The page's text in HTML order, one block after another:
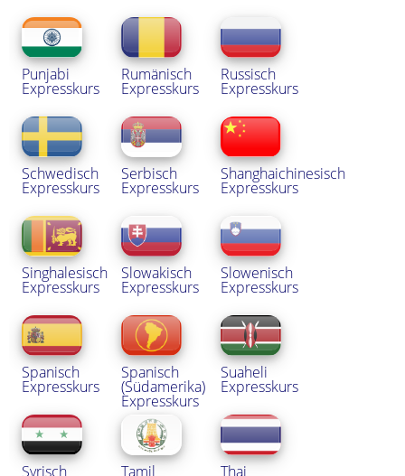
Punjabi
Expresskurs
Rumänisch
Expresskurs
Russisch
Expresskurs
Schwedisch
Expresskurs
Serbisch
Expresskurs
Shanghaichinesisch
Expresskurs
Singhalesisch
Expresskurs
Slowakisch
Expresskurs
Slowenisch
Expresskurs
Spanisch
Expresskurs
Spanisch
(Südamerika)
Expresskurs
Suaheli
Expresskurs
Syrisch Tamil Thai